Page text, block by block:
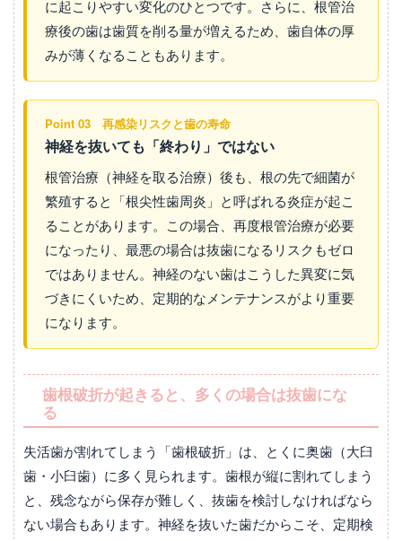
に起こりやすい変化のひとつです。さらに、根管治
療後の歯は歯質を削る量が増えるため、歯自体の厚
みが薄くなることもあります。
Point 03 再感染リスクと歯の寿命
神経を抜いても「終わり」ではない
根管治療（神経を取る治療）後も、根の先で細菌が
繁殖すると「根尖性歯周炎」と呼ばれる炎症が起こ
ることがあります。この場合、再度根管治療が必要
になったり、最悪の場合は抜歯になるリスクもゼロ
ではありません。神経のない歯はこうした異変に気
づきにくいため、定期的なメンテナンスがより重要
になります。
歯根破折が起きると、多くの場合は抜歯にな
る
失活歯が割れてしまう「歯根破折」は、とくに奥歯（大臼
歯・小臼歯）に多く見られます。歯根が縦に割れてしまう
と、残念ながら保存が難しく、抜歯を検討しなければなら
ない場合もあります。神経を抜いた歯だからこそ、定期検